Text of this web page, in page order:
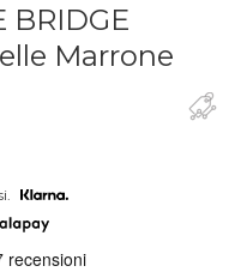
BRIDGE
Marrone